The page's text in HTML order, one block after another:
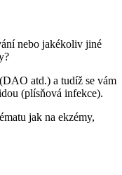
nebo jakékoliv jiné
atd.) a tudíž se vám
(plísňová infekce).
jak na ekzémy,